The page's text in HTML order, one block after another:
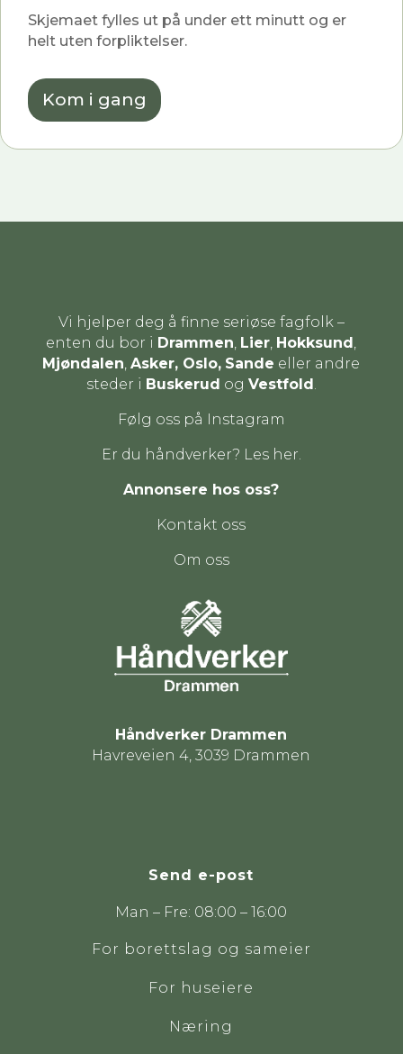
Skjemaet fylles ut på under ett minutt og er
helt uten forpliktelser.
Kom i gang
Vi hjelper deg å finne seriøse fagfolk –
enten du bor i Drammen Lier Hokksund
Mjøndalen ,Asker, Oslo, Sande eller andre
steder i Buskerud og Vestfold
Følg oss på Instagram
Er du håndverker? Les her.
Annonsere hos oss?
Kontakt oss
Om oss
Håndverker Drammen
Havreveien 4, 3039 Drammen
Send e-post
Man – Fre: 08:00 – 16:00
For borettslag og sameier
For huseiere
Næring